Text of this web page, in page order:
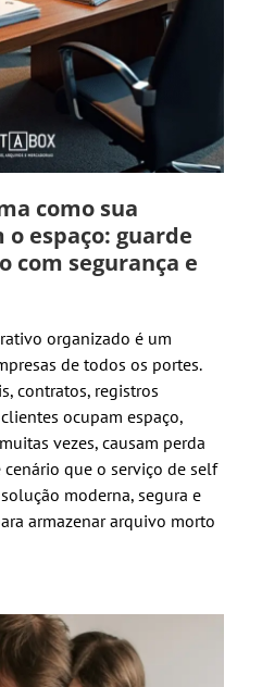
como sua
espaço: guarde
com segurança e
organizado é um
de todos os portes.
contratos, registros
ocupam espaço,
vezes, causam perda
que o serviço de self
moderna, segura e
armazenar arquivo morto